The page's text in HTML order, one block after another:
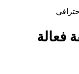
فعالة